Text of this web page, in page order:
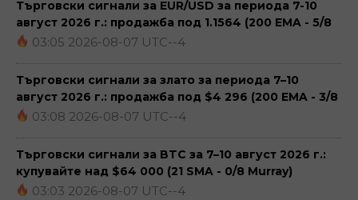
Търговски сигнали за EUR/USD за периода 7-10
август 2026 г.: продажба под 1.1564 (200 EMA - 5/8
Murray)
03:05 2026-08-07 UTC--4
Търговски сигнали за злато за периода 7–10
август 2026 г.: продажба под $4 296 (200 EMA - 3/8
Murray)
03:08 2026-08-07 UTC--4
Търговски сигнали за BTC за 7–10 август 2026 г.:
купувайте над $64 000 (21 SMA - 0/8 Murray)
03:03 2026-08-07 UTC--4